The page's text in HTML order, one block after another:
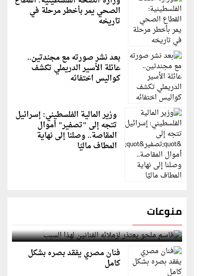
الصحي يمر بأخطر مرحلة في
تاريخه
بعد نشر صورته مع مجندتين..
عائلة الأسير الدريملي تكشف
كواليس اختفائه
وزير المالية الفلسطيني: إسرائيل
تتجه إلى "تصفير" أموال
المقاصة.. وصلنا إلى نهاية
المطاف ماليًا
منوعات
قاسم ملحو يعتذر لزملائه الفنانين لهذا السبب
فنان مصري يفقد بصره بشكل
كامل